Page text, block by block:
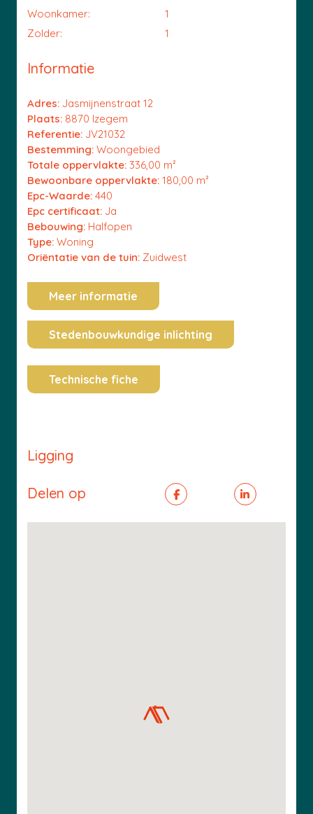
Woonkamer:
1
Zolder:
1
Informatie
Adres: Jasmijnenstraat 12
Plaats: 8870 Izegem
Referentie: JV21032
Bestemming: Woongebied
Totale oppervlakte: 336,00 m²
Bewoonbare oppervlakte: 180,00 m²
Epc-Waarde: 440
Epc certificaat: Ja
Bebouwing: Halfopen
Type: Woning
Oriëntatie van de tuin: Zuidwest
Meer informatie
Stedenbouwkundige inlichting
Technische fiche
Ligging
Delen op